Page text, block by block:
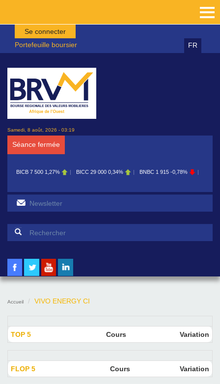
Aller au contenu principal
Se connecter
Portefeuille boursier
FR
Samedi, 8 août, 2026 - 03:19
Séance fermée
BICB 7 500 1,27% BICC 29 000 0,34% BNBC 1 915 -0,78%
Formulaire de recherche
Accueil VIVO ENERGY CI
TOP 5 Cours Variation
FLOP 5 Cours Variation